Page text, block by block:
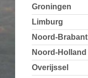
Groningen
Limburg
Noord-Brabant
Noord-Holland
Overijssel